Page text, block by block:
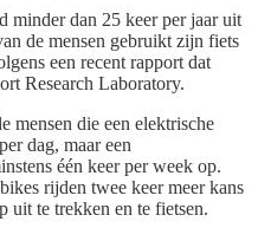
minder dan 25 keer per jaar uit
de mensen gebruikt zijn fiets
een recent rapport dat
Research Laboratory.
mensen die een elektrische
dag, maar een
één keer per week op.
rijden twee keer meer kans
uit te trekken en te fietsen.